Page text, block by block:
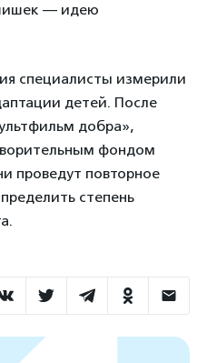
— идею
специалисты измерили
детей. После
добра»,
фондом
проведут повторное
степень